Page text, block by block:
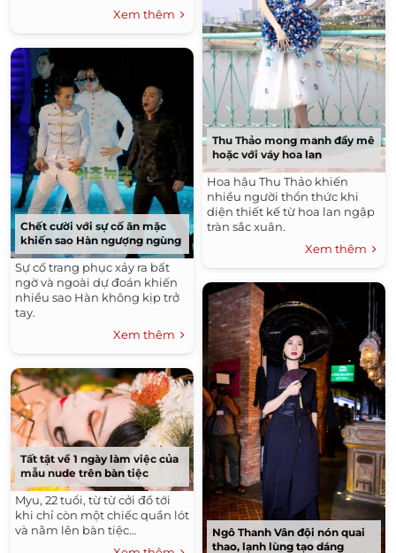
Xem thêm
Chết cười với sự cố ăn mặc
khiến sao Hàn ngượng ngùng
Sự cố trang phục xảy ra bất
ngờ và ngoài dự đoán khiến
nhiều sao Hàn không kịp trở
tay.
Xem thêm
Tất tật về 1 ngày làm việc của
mẫu nude trên bàn tiệc
Myu, 22 tuổi, từ từ cởi đồ tới
khi chỉ còn một chiếc quần lót
và nằm lên bàn tiệc…
Thu Thảo mong manh đầy mê
hoặc với váy hoa lan
Hoa hậu Thu Thảo khiến
nhiều người thổn thức khi
diện thiết kế từ hoa lan ngập
tràn sắc xuân.
Xem thêm
Ngô Thanh Vân đội nón quai
thao, lạnh lùng tạo dáng